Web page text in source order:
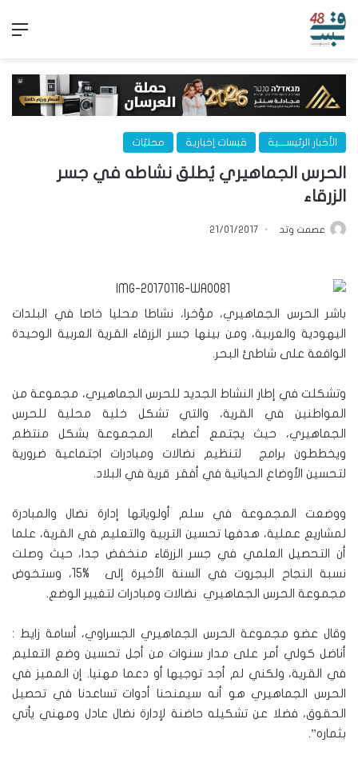
الأخبار الرئيســـية قبسات إخبارية محليّات
الحرس الجماهيري يُطلق نشاطه في جسر
الزرقاء
عصمت وتد 21/01/2017
باشر الحرس الجماهيري، مؤخرا، نشاطا محليا خاصا في البلدات
اليهودية والعربية، ومن بينها جسر الزرقاء القرية العربية الوحيدة
الواقعة على شاطئ البحر.
وتشكلت في إطار النشاط الجديد للحرس الجماهيري، مجموعة من
المواطنين في القرية، والتي تشكل خلية محلية للحرس
الجماهيري، حيث يجتمع أعضاء المجموعة بشكل منتظم
ويخططون برامج لتنظيم نضالات ومبادرات اجتماعية ضرورية
لتحسين الأوضاع الحياتية في أفقر قرية في البلاد.
ووضعت المجموعة في سلم أولوياتها إدارة نضال والمبادرة
لمشاريع عملية، هدفها تحسين التربية والتعليم في القرية، علما
أن التحصيل العلمي في جسر الزرقاء منخفض جدا، حيث وصلت
نسبة النجاح البجروت في السنة الأخيرة إلى %15، وستخوض
مجموعة الحرس الجماهيري نضالات ومبادرات لتغيير الوضع.
وقال عضو مجموعة الحرس الجماهيري الجسراوي، أسامة زايط :
أناضل كولي أمر على مدار سنوات من أجل تحسين وضع التعليم
في القرية، ولكني لم أجد توجيها أو دعما مهنيا. إن المميز في
الحرس الجماهيري هو أنه سيمنحنا أدوات تساعدنا في تحصيل
الحقوق، فضلا عن تشكيله حاضنة ﻹدارة نضال عادل ومهني يأتي
بثماره”.